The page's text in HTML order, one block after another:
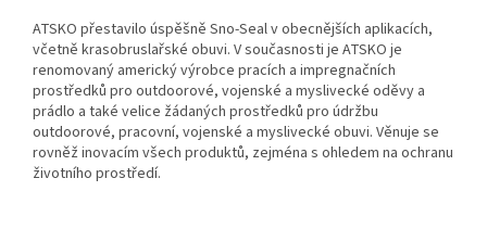
ATSKO přestavilo úspěšně Sno-Seal v obecnějších aplikacích,
včetně krasobruslařské obuvi. V současnosti je ATSKO je
renomovaný americký výrobce pracích a impregnačních
prostředků pro outdoorové, vojenské a myslivecké oděvy a
prádlo a také velice žádaných prostředků pro údržbu
outdoorové, pracovní, vojenské a myslivecké obuvi. Věnuje se
rovněž inovacím všech produktů, zejména s ohledem na ochranu
životního prostředí.